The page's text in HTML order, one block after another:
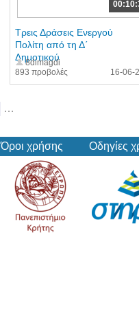
893 προβολές
Τρεις Δράσεις Ενεργού
Πολίτη από τη Δ΄
Δημοτικού
8dimagdi
16-06-
…
Όροι χρήσης Οδηγίες